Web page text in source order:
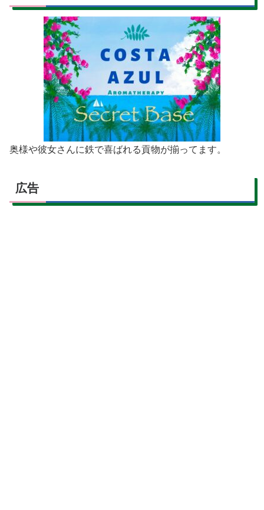
奥様や彼女さんに鉄で喜ばれる貢物が揃ってます。
広告